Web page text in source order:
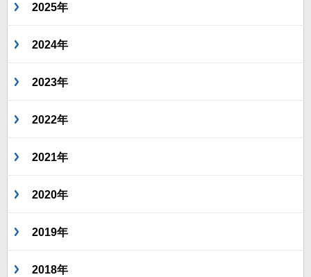
2025年
2024年
2023年
2022年
2021年
2020年
2019年
2018年